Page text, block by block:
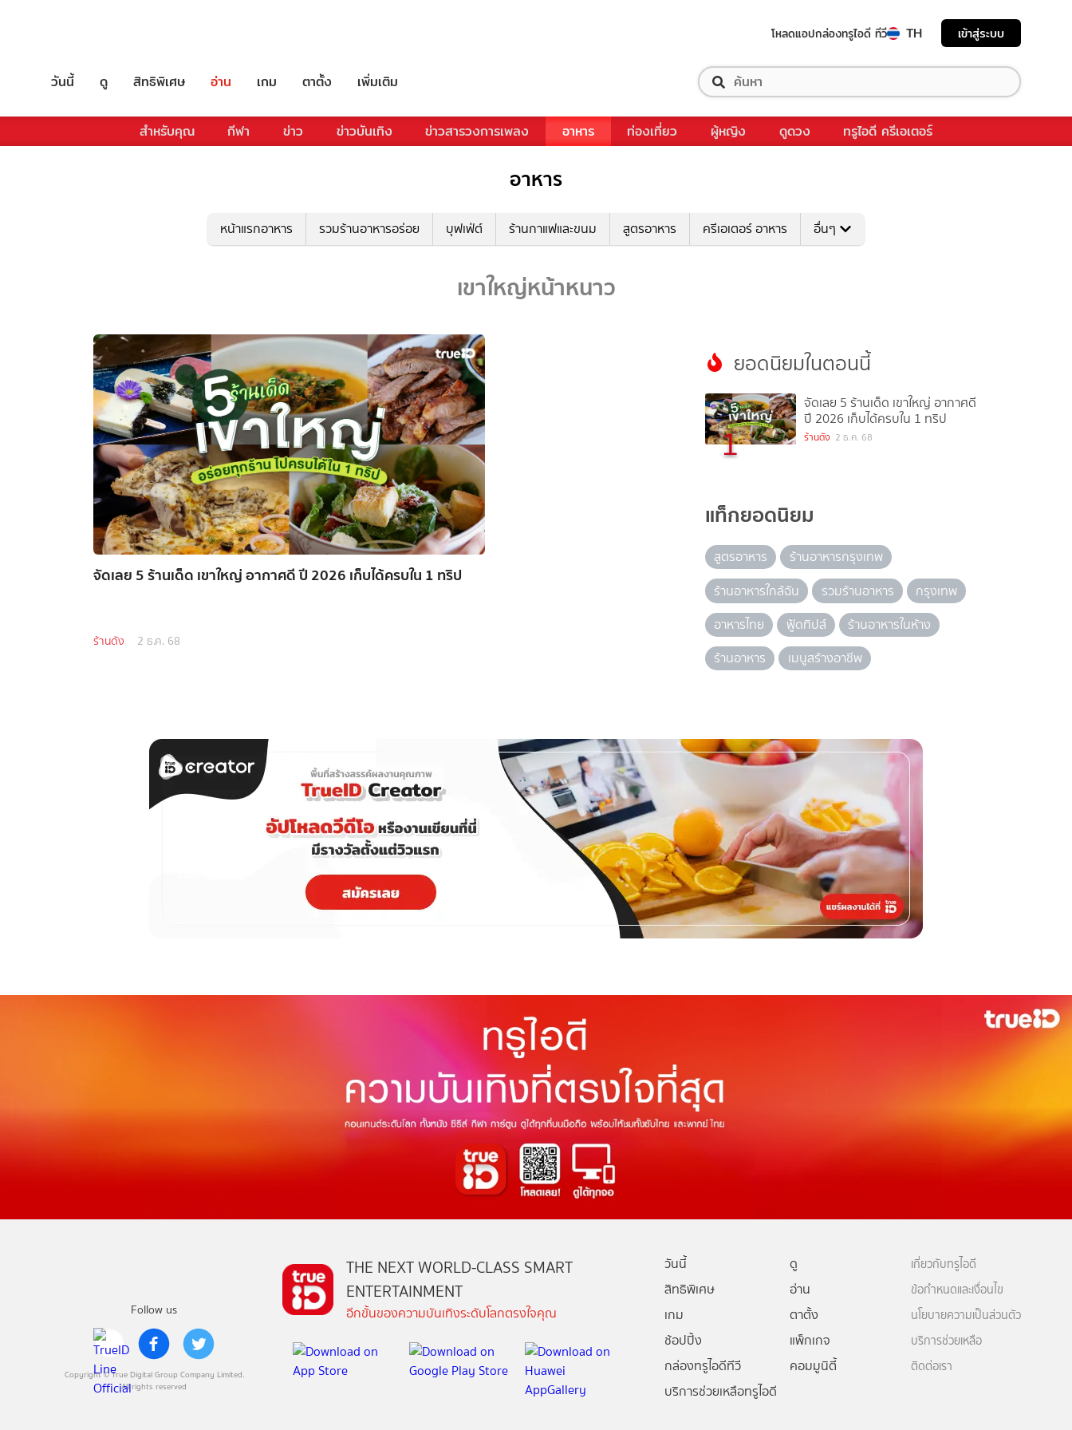
โหลดแอปกล่องทรูไอดี ทีวี TH เข้าสู่ระบบ
วันนี้ ดู สิทธิพิเศษ อ่าน เกม ตาตั้ง เพิ่มเติม
สำหรับคุณ กีฬา ข่าว ข่าวบันเทิง ข่าวสารวงการเพลง อาหาร ท่องเที่ยว ผู้หญิง ดูดวง ทรูไอดี ครีเอเตอร์
อาหาร
หน้าแรกอาหาร รวมร้านอาหารอร่อย บุฟเฟ่ต์ ร้านกาแฟและขนม สูตรอาหาร ครีเอเตอร์ อาหาร อื่นๆ
เขาใหญ่หน้าหนาว
จัดเลย 5 ร้านเด็ด เขาใหญ่ อากาศดี ปี 2026 เก็บได้ครบใน 1 ทริป
ร้านดัง 2 ธ.ค. 68
ยอดนิยมในตอนนี้
1
จัดเลย 5 ร้านเด็ด เขาใหญ่ อากาศดี
ปี 2026 เก็บได้ครบใน 1 ทริป
ร้านดัง 2 ธ.ค. 68
แท็กยอดนิยม
สูตรอาหาร
ร้านอาหารกรุงเทพ
ร้านอาหารใกล้ฉัน
รวมร้านอาหาร
กรุงเทพ
อาหารไทย
ฟู้ดทิปส์
ร้านอาหารในห้าง
ร้านอาหาร
เมนูสร้างอาชีพ
Follow us
Copyright © True Digital Group Company Limited.
All rights reserved
THE NEXT WORLD-CLASS SMART
ENTERTAINMENT
อีกขั้นของความบันเทิงระดับโลกตรงใจคุณ
วันนี้
ดู
สิทธิพิเศษ
อ่าน
เกม
ตาตั้ง
ช้อปปิ้ง
แพ็กเกจ
กล่องทรูไอดีทีวี
คอมมูนิตี้
บริการช่วยเหลือทรูไอดี
เกี่ยวกับทรูไอดี
ข้อกำหนดและเงื่อนไข
นโยบายความเป็นส่วนตัว
บริการช่วยเหลือ
ติดต่อเรา